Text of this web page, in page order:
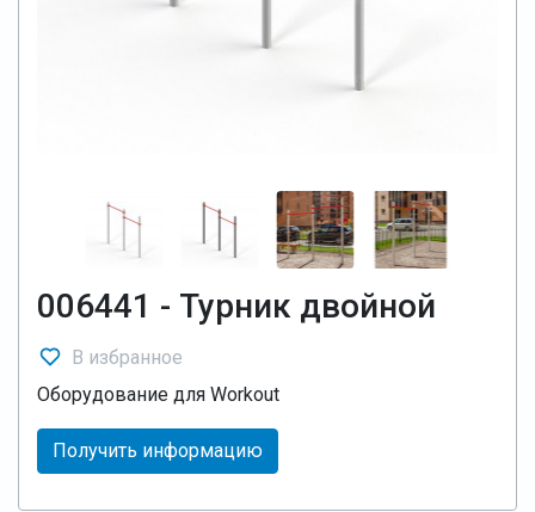
006441 - Турник двойной
В избранное
Оборудование для Workout
Получить информацию